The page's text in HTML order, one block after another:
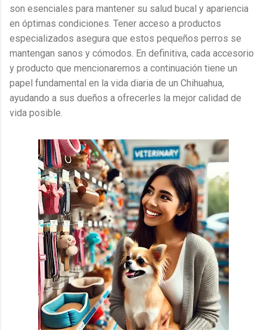
son esenciales para mantener su salud bucal y apariencia
en óptimas condiciones. Tener acceso a productos
especializados asegura que estos pequeños perros se
mantengan sanos y cómodos. En definitiva, cada accesorio
y producto que mencionaremos a continuación tiene un
papel fundamental en la vida diaria de un Chihuahua,
ayudando a sus dueños a ofrecerles la mejor calidad de
vida posible.